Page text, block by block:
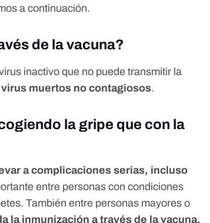
a continuación.
de la vacuna?
inactivo que no puede transmitir la
muertos no contagiosos.
la gripe que con la
a complicaciones serias, incluso
entre personas con condiciones
También entre personas mayores o
la inmunización a través de la vacuna.